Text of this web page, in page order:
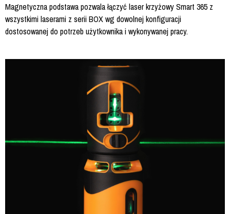
Magnetyczna podstawa pozwala łączyć laser krzyżowy Smart 365 z
wszystkimi laserami z serii BOX wg dowolnej konfiguracji
dostosowanej do potrzeb użytkownika i wykonywanej pracy.